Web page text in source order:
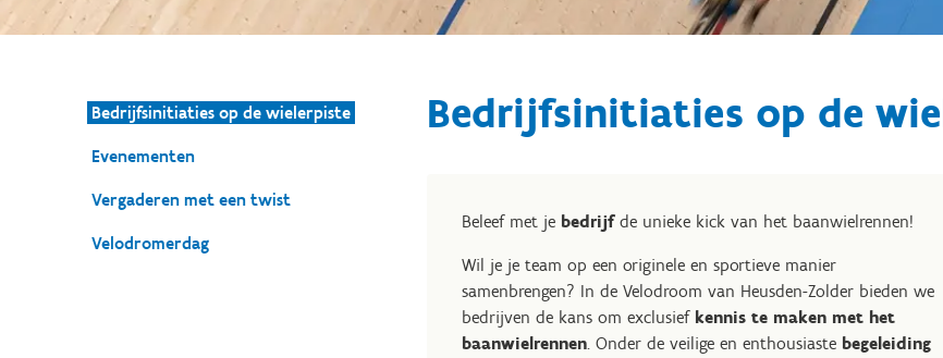
Bedrijfsinitiaties op de wielerpiste
Evenementen
Vergaderen met een twist
Velodromerdag
Bedrijfsinitiaties op de
Beleef met je bedrijfde unieke kick van het baanwielrennen!
Wil je je team op een originele en sportieve manier
samenbrengen? In de Velodroom van Heusden-Zolder bieden we
bedrijven de kans om exclusief kennis te maken met het
baanwielrennen. Onder de veilige en enthousiaste begeleiding